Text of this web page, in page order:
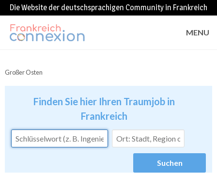
Die Website der deutschsprachigen Community in Frankreich
MENU
Großer Osten
Finden Sie hier Ihren Traumjob in
Frankreich